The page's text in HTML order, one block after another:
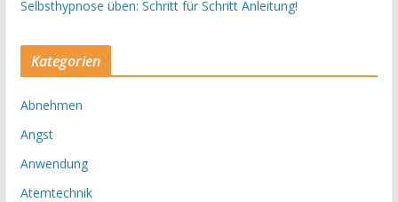
Selbsthypnose üben: Schritt für Schritt Anleitung!
Kategorien
Abnehmen
Angst
Anwendung
Atemtechnik